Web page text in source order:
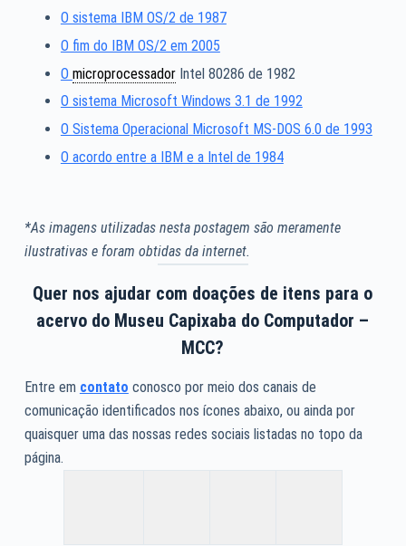
O sistema IBM OS/2 de 1987
O fim do IBM OS/2 em 2005
O microprocessadorIntel 80286 de 1982
O sistema Microsoft Windows 3.1 de 1992
O Sistema Operacional Microsoft MS-DOS 6.0 de 1993
O acordo entre a IBM e a Intel de 1984
*As imagens utilizadas nesta postagem são meramente
ilustrativas e foram obtidas da internet.
Quer nos ajudar com doações de itens para o
acervo do Museu Capixaba do Computador –
MCC?
Entre em contato conosco por meio dos canais de
comunicação identificados nos ícones abaixo, ou ainda por
quaisquer uma das nossas redes sociais listadas no topo da
página.